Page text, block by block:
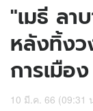
"เมธี ลา
หลังทิ้งว
การเมือง
10 มี.ค. 66 (09:31